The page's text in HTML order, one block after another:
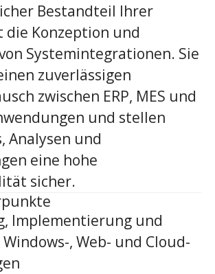
Bestandteil Ihrer
Konzeption und
Systemintegrationen. Sie
zuverlässigen
zwischen ERP, MES und
und stellen
Analysen und
eine hohe
sicher.
Implementierung und
, Web- und Cloud-